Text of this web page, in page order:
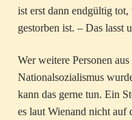
ist erst dann endgültig
gestorben ist. – Das lasst
Wer weitere Personen
Nationalsozialismus
kann das gerne tun. Ein
es laut Wienand nicht auf